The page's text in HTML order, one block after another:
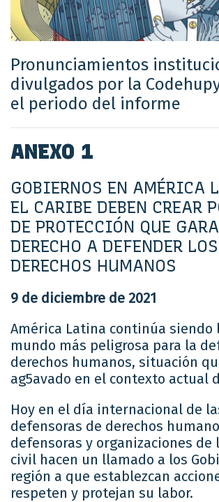
Pronunciamientos
divulgados por la
el periodo del informe
ANEXO 1
GOBIERNOS EN AMÉRICA
EL CARIBE DEBEN CREAR
DE PROTECCIÓN QUE
DERECHO A DEFENDER LOS
DERECHOS HUMANOS
9 de diciembre de 2021
América Latina continúa siendo
mundo más peligrosa para la
derechos humanos, situación
ag5avado en el contexto actual
Hoy en el día internacional de
defensoras de derechos
defensoras y organizaciones de
civil hacen un llamado a los
región a que establezcan
respeten y protejan su labor.